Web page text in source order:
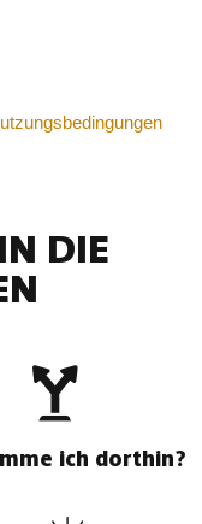
DIE
ich dorthin?